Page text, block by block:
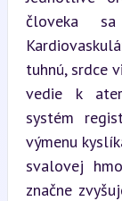
človeka sa
tuhnú, srdce
vedie k
systém
výmenu
svalovej
značne